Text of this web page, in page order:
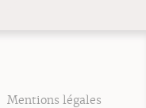
Mentions légales